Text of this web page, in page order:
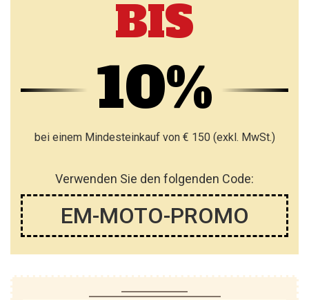
BIS
10%
bei einem Mindesteinkauf von € 150 (exkl. MwSt.)
Verwenden Sie den folgenden Code:
EM-MOTO-PROMO